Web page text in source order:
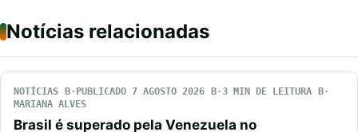
Notícias relacionadas
NOTÍCIAS PUBLICADO 7 AGOSTO 2026
3 MIN DE LEITURA
MARIANA ALVES
Brasil é superado pela Venezuela no